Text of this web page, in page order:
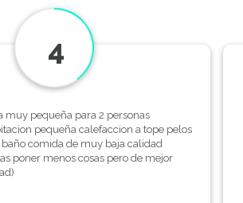
4
muy pequeña para 2 personas
pequeña calefaccion a tope pelos
baño comida de muy baja calidad
poner menos cosas pero de mejor